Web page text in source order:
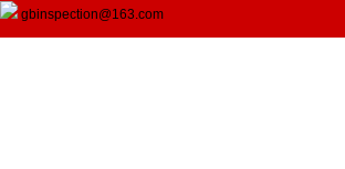
gbinspection@163.com